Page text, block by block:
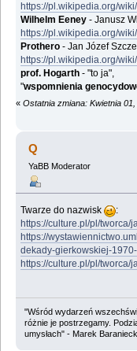
https://pl.wikipedia.org/
Wilhelm Eeney - Janusz
https://pl.wikipedia.org/
Prothero - Jan Józef
https://pl.wikipedia.org/
prof. Hogarth - "to ja",
"wspomnienia
« Ostatnia zmiana: Kwietnia
Q
YaBB Moderator
Twarze do nazwisk
:
https://culture.pl/pl/tworca/
https://
dekady-gierkowskiej-
https://culture.pl/pl/tworca/
"Wśród wydarzeń
różnie je postrzegamy.
umysłach" - Marek